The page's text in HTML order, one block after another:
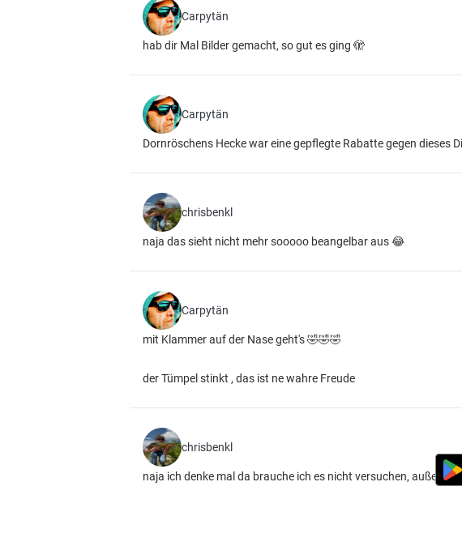
Carpytän
hab dir Mal Bilder gemacht, so gut es ging 🫣
Carpytän
Dornröschens Hecke war eine gepflegte Rabatte gegen dieses
chrisbenkl
naja das sieht nicht mehr sooooo beangelbar aus 😂
Carpytän
mit Klammer auf der Nase geht's 🤣🤣🤣
der Tümpel stinkt , das ist ne wahre Freude
chrisbenkl
naja ich denke mal da brauche ich es nicht versuchen, außer